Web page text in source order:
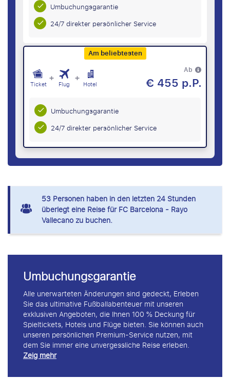
Umbuchungsgarantie
24/7 direkter persönlicher Service
Am beliebtesten
Ticket + Flug + Hotel
Ab
€ 455 p.P.
Umbuchungsgarantie
24/7 direkter persönlicher Service
53 Personen haben in den letzten 24 Stunden
überlegt eine Reise für FC Barcelona - Rayo
Vallecano zu buchen.
Umbuchungsgarantie
Alle unerwarteten Änderungen sind gedeckt, Erleben
Sie das ultimative Fußballabenteuer mit unseren
exklusiven Angeboten, die Ihnen 100 % Deckung für
Spieltickets, Hotels und Flüge bieten. Sie können auch
unseren persönlichen Premium-Service nutzen, mit
dem Sie immer eine unvergessliche Reise erleben.
Zeig mehr